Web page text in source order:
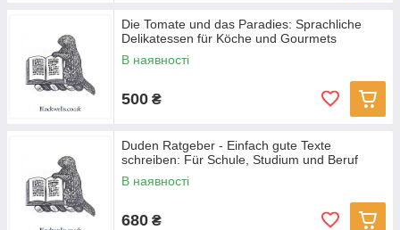
Die Tomate und das Paradies: Sprachliche
Delikatessen für Köche und Gourmets
В наявності
500 ₴
Duden Ratgeber - Einfach gute Texte
schreiben: Für Schule, Studium und Beruf
В наявності
680 ₴